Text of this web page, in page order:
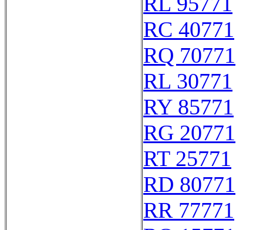
RC 40771
RQ 70771
RL 30771
RY 85771
RG 20771
RT 25771
RD 80771
RR 77771